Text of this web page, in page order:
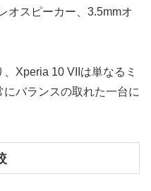
オスピーカー、3.5mmオ
Xperia 10 VIIは単なるミ
にバランスの取れた一台に